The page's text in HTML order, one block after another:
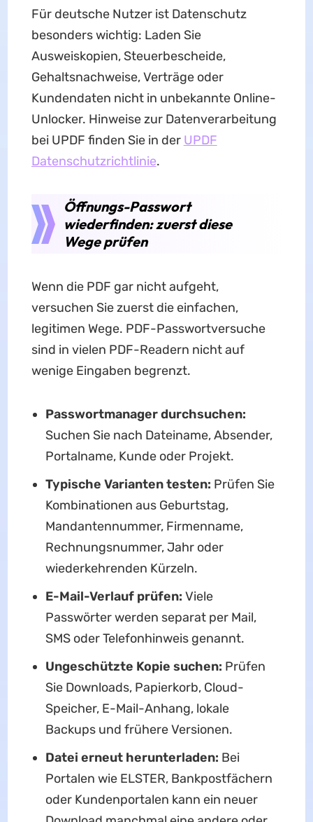
Für deutsche Nutzer ist Datenschutz
besonders wichtig: Laden Sie
Ausweiskopien, Steuerbescheide,
Gehaltsnachweise, Verträge oder
Kundendaten nicht in unbekannte Online-
Unlocker. Hinweise zur Datenverarbeitung
bei UPDF finden Sie in der UPDF
Datenschutzrichtlinie.
Öffnungs-Passwort
wiederfinden: zuerst diese
Wege prüfen
Wenn die PDF gar nicht aufgeht,
versuchen Sie zuerst die einfachen,
legitimen Wege. PDF-Passwortversuche
sind in vielen PDF-Readern nicht auf
wenige Eingaben begrenzt.
Passwortmanager durchsuchen:
Suchen Sie nach Dateiname, Absender,
Portalname, Kunde oder Projekt.
Typische Varianten testen: Prüfen Sie
Kombinationen aus Geburtstag,
Mandantennummer, Firmenname,
Rechnungsnummer, Jahr oder
wiederkehrenden Kürzeln.
E-Mail-Verlauf prüfen: Viele
Passwörter werden separat per Mail,
SMS oder Telefonhinweis genannt.
Ungeschützte Kopie suchen: Prüfen
Sie Downloads, Papierkorb, Cloud-
Speicher, E-Mail-Anhang, lokale
Backups und frühere Versionen.
Datei erneut herunterladen: Bei
Portalen wie ELSTER, Bankpostfächern
oder Kundenportalen kann ein neuer